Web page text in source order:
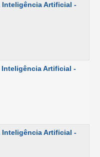
Inteligência Artificial -
Inteligência Artificial -
Inteligência Artificial -